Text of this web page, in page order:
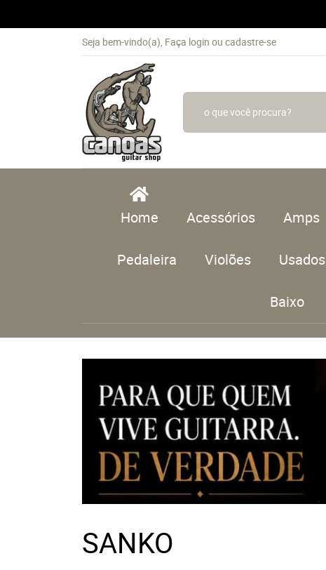
Seja bem-vindo(a), Faça login ou cadastre-se
Home Acessórios Amps
Pedaleira Violões Usados
Baixo
SANKO